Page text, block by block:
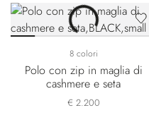
8 colori
Polo con zip in maglia di
cashmere e seta
€ 2.200